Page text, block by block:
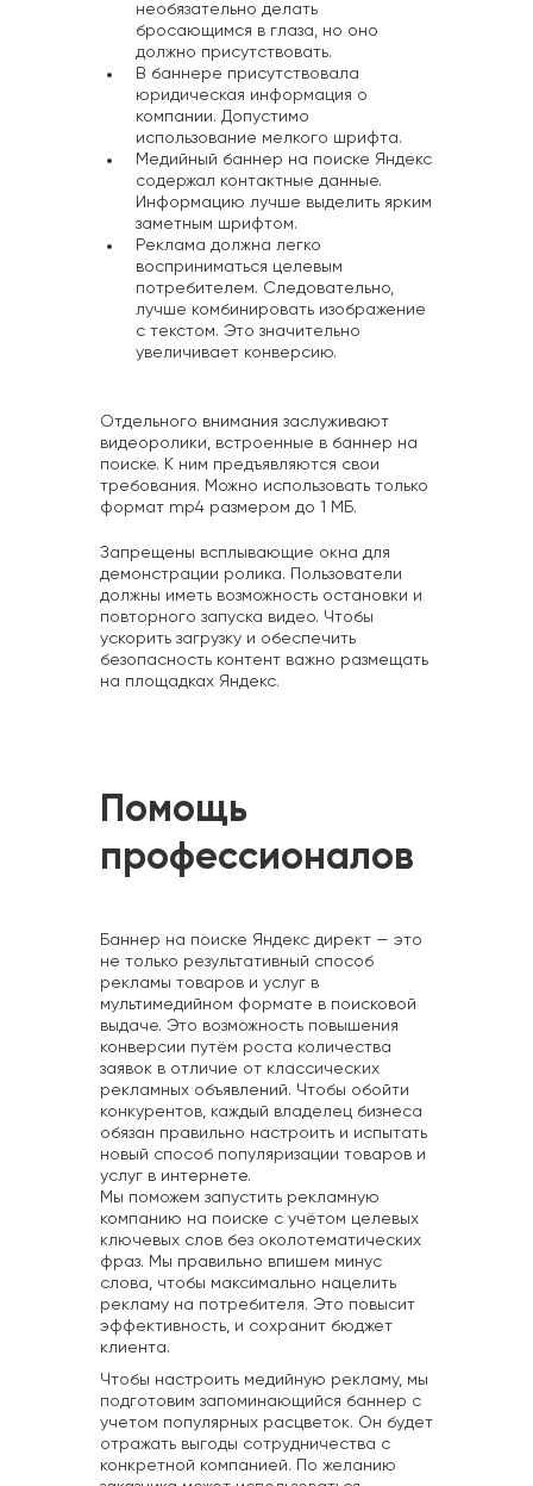
необязательно делать
бросающимся в глаза, но оно
должно присутствовать.
В баннере присутствовала
юридическая информация о
компании. Допустимо
использование мелкого шрифта.
Медийный баннер на поиске Яндекс
содержал контактные данные.
Информацию лучше выделить ярким
заметным шрифтом.
Реклама должна легко
восприниматься целевым
потребителем. Следовательно,
лучше комбинировать изображение
с текстом. Это значительно
увеличивает конверсию.
Отдельного внимания заслуживают
видеоролики, встроенные в баннер на
поиске. К ним предъявляются свои
требования. Можно использовать только
формат mp4 размером до 1 МБ.
Запрещены всплывающие окна для
демонстрации ролика. Пользователи
должны иметь возможность остановки и
повторного запуска видео. Чтобы
ускорить загрузку и обеспечить
безопасность контент важно размещать
на площадках Яндекс.
Помощь
профессионалов
Баннер на поиске Яндекс директ — это
не только результативный способ
рекламы товаров и услуг в
мультимедийном формате в поисковой
выдаче. Это возможность повышения
конверсии путём роста количества
заявок в отличие от классических
рекламных объявлений. Чтобы обойти
конкурентов, каждый владелец бизнеса
обязан правильно настроить и испытать
новый способ популяризации товаров и
услуг в интернете.
Мы поможем запустить рекламную
компанию на поиске с учётом целевых
ключевых слов без околотематических
фраз. Мы правильно впишем минус
слова, чтобы максимально нацелить
рекламу на потребителя. Это повысит
эффективность, и сохранит бюджет
клиента.
Чтобы настроить медийную рекламу, мы
подготовим запоминающийся баннер с
учетом популярных расцветок. Он будет
отражать выгоды сотрудничества с
конкретной компанией. По желанию